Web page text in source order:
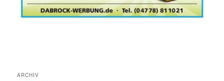
ARCHIV